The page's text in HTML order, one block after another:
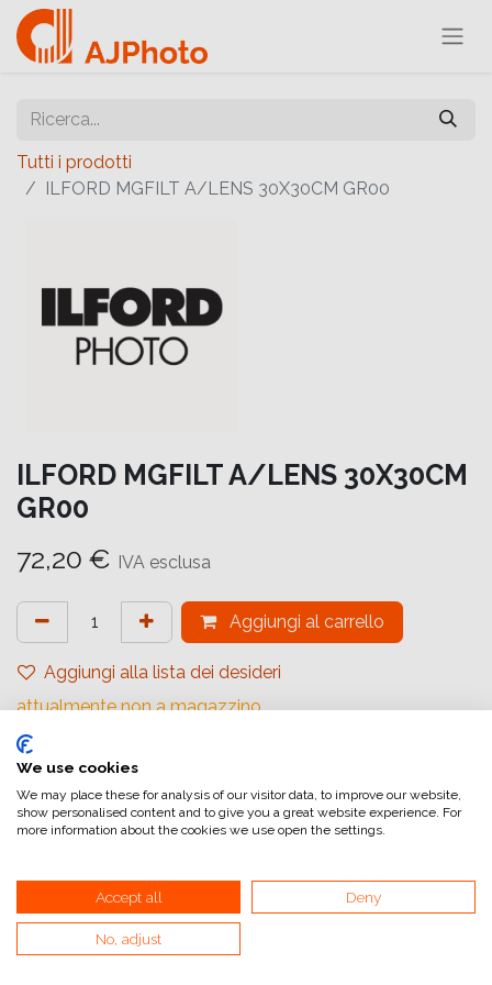
Tutti i prodotti
ILFORD MGFILT A/LENS 30X30CM GR00
ILFORD MGFILT A/LENS 30X30CM
GR00
72,20 € IVA esclusa
Aggiungi al carrello
Aggiungi alla lista dei desideri
attualmente non a magazzino
Riferimento interno:
Collegamenti utili
Home
We use cookies
We may place these for analysis of our visitor data, to improve our website,
show personalised content and to give you a great website experience. For
more information about the cookies we use open the settings.
Accept all Deny
No, adjust